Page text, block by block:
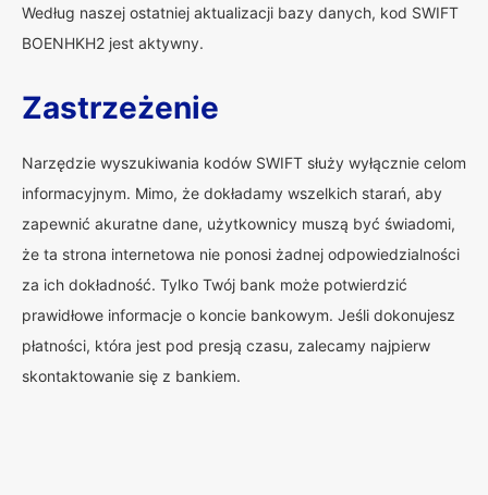
Według naszej ostatniej aktualizacji bazy danych, kod SWIFT
BOENHKH2 jest aktywny.
Zastrzeżenie
Narzędzie wyszukiwania kodów SWIFT służy wyłącznie celom
informacyjnym. Mimo, że dokładamy wszelkich starań, aby
zapewnić akuratne dane, użytkownicy muszą być świadomi,
że ta strona internetowa nie ponosi żadnej odpowiedzialności
za ich dokładność. Tylko Twój bank może potwierdzić
prawidłowe informacje o koncie bankowym. Jeśli dokonujesz
płatności, która jest pod presją czasu, zalecamy najpierw
skontaktowanie się z bankiem.